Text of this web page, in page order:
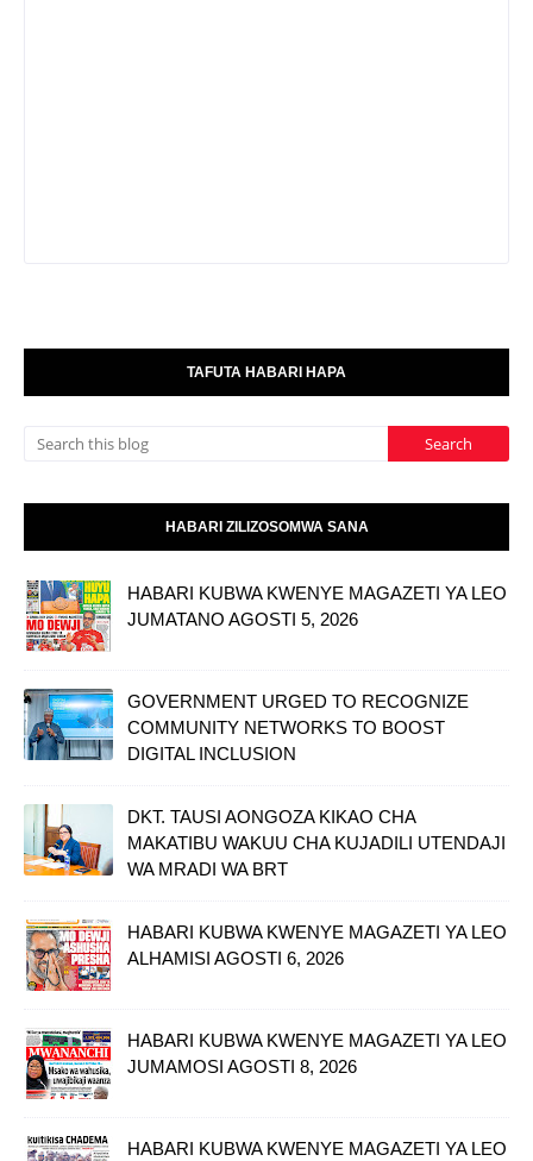
TAFUTA HABARI HAPA
HABARI ZILIZOSOMWA SANA
HABARI KUBWA KWENYE MAGAZETI YA LEO
JUMATANO AGOSTI 5, 2026
GOVERNMENT URGED TO RECOGNIZE
COMMUNITY NETWORKS TO BOOST
DIGITAL INCLUSION
DKT. TAUSI AONGOZA KIKAO CHA
MAKATIBU WAKUU CHA KUJADILI UTENDAJI
WA MRADI WA BRT
HABARI KUBWA KWENYE MAGAZETI YA LEO
ALHAMISI AGOSTI 6, 2026
HABARI KUBWA KWENYE MAGAZETI YA LEO
JUMAMOSI AGOSTI 8, 2026
HABARI KUBWA KWENYE MAGAZETI YA LEO